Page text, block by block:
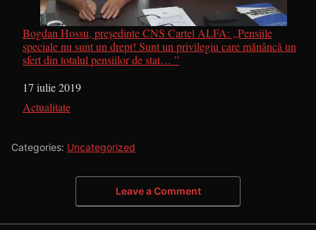
Bogdan Hossu, președinte CNS Cartel ALFA: „Pensiile
speciale nu sunt un drept! Sunt un privilegiu care mănâncă un
sfert din totalul pensiilor de stat… ”
Dată
17 iulie 2019
În legătură cu
Actualitate
Categories: Uncategorized
Leave a Comment